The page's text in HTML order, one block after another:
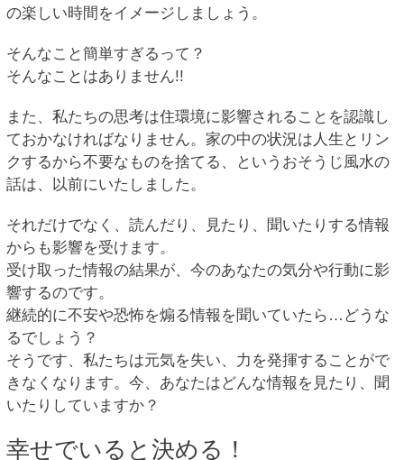
の楽しい時間をイメージしましょう。
そんなこと簡単すぎるって？
そんなことはありません!!
また、私たちの思考は住環境に影響されることを認識し
ておかなければなりません。家の中の状況は人生とリン
クするから不要なものを捨てる、というおそうじ風水の
話は、以前にいたしました。
それだけでなく、読んだり、見たり、聞いたりする情報
からも影響を受けます。
受け取った情報の結果が、今のあなたの気分や行動に影
響するのです。
継続的に不安や恐怖を煽る情報を聞いていたら…どうな
るでしょう？
そうです、私たちは元気を失い、力を発揮することがで
きなくなります。今、あなたはどんな情報を見たり、聞
いたりしていますか？
幸せでいると決める！